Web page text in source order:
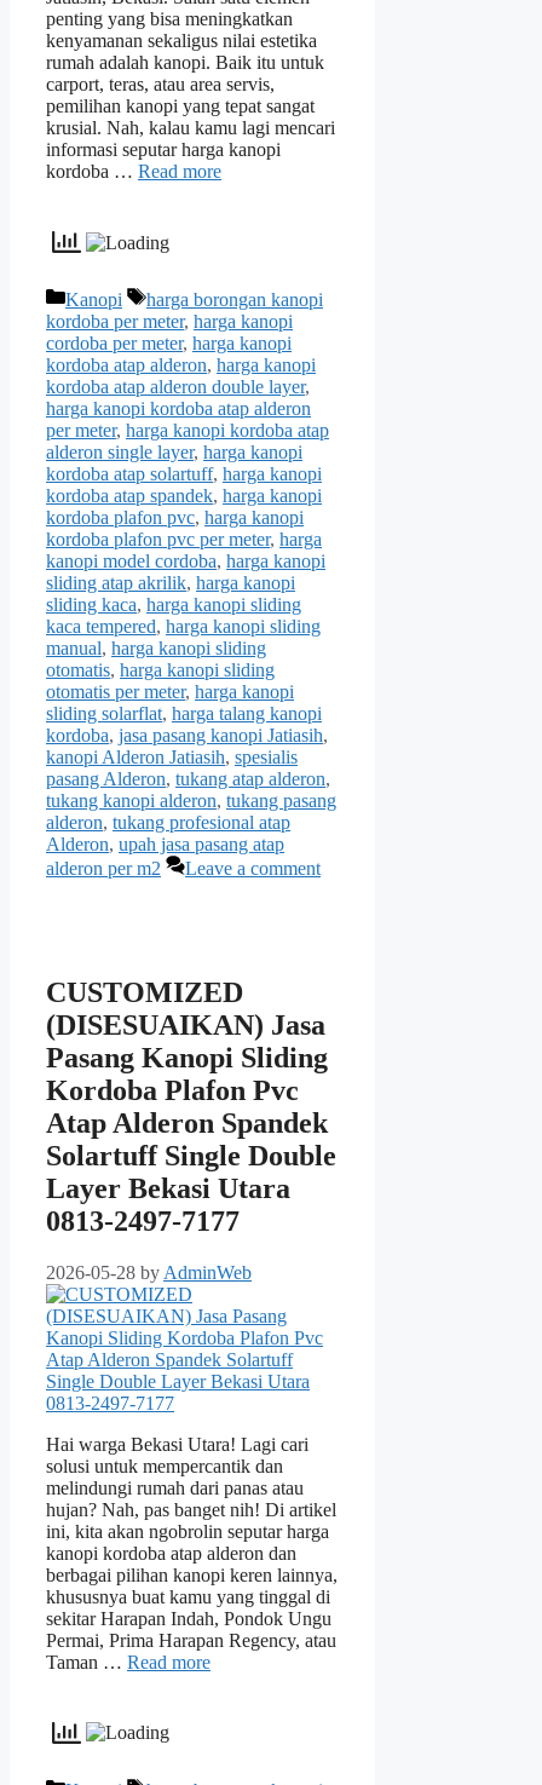
penting yang bisa meningkatkan
kenyamanan sekaligus nilai estetika
rumah adalah kanopi. Baik itu untuk
carport, teras, atau area servis,
pemilihan kanopi yang tepat sangat
krusial. Nah, kalau kamu lagi mencari
informasi seputar harga kanopi
kordoba … Read more
Categories
Kanopi Tags
harga borongan kanopi
kordoba per meter, harga kanopi
cordoba per meter, harga kanopi
kordoba atap alderon, harga kanopi
kordoba atap alderon double layer,
harga kanopi kordoba atap alderon
per meter, harga kanopi kordoba atap
alderon single layer, harga kanopi
kordoba atap solartuff, harga kanopi
kordoba atap spandek, harga kanopi
kordoba plafon pvc, harga kanopi
kordoba plafon pvc per meter, harga
kanopi model cordoba, harga kanopi
sliding atap akrilik, harga kanopi
sliding kaca, harga kanopi sliding
kaca tempered, harga kanopi sliding
manual, harga kanopi sliding
otomatis, harga kanopi sliding
otomatis per meter, harga kanopi
sliding solarflat, harga talang kanopi
kordoba, jasa pasang kanopi Jatiasih,
kanopi Alderon Jatiasih, spesialis
pasang Alderon, tukang atap alderon,
tukang kanopi alderon, tukang pasang
alderon, tukang profesional atap
Alderon, upah jasa pasang atap
alderon per m2
Leave a comment
CUSTOMIZED
(DISESUAIKAN) Jasa
Pasang Kanopi Sliding
Kordoba Plafon Pvc
Atap Alderon Spandek
Solartuff Single Double
Layer Bekasi Utara
0813-2497-7177
2026-05-28 by AdminWeb
Hai warga Bekasi Utara! Lagi cari
solusi untuk mempercantik dan
melindungi rumah dari panas atau
hujan? Nah, pas banget nih! Di artikel
ini, kita akan ngobrolin seputar harga
kanopi kordoba atap alderon dan
berbagai pilihan kanopi keren lainnya,
khususnya buat kamu yang tinggal di
sekitar Harapan Indah, Pondok Ungu
Permai, Prima Harapan Regency, atau
Taman … Read more